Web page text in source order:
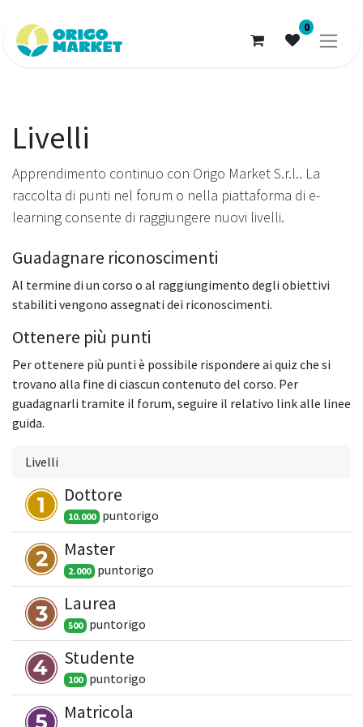
0
Livelli
Apprendimento continuo con Origo Market S.r.l.. La
raccolta di punti nel forum o nella piattaforma di e-
learning consente di raggiungere nuovi livelli.
Guadagnare riconoscimenti
Al termine di un corso o al raggiungimento degli obiettivi
stabiliti vengono assegnati dei riconoscimenti.
Ottenere più punti
Per ottenere più punti è possibile rispondere ai quiz che si
trovano alla fine di ciascun contenuto del corso. Per
guadagnarli tramite il forum, seguire il relativo link alle linee
guida.
Livelli
Dottore
10.000 puntorigo​
Master
2.000 puntorigo​
Laurea
500 puntorigo​
Studente
100 puntorigo​
Matricola